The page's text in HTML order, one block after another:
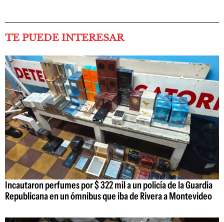
TE PUEDE INTERESAR
Incautaron perfumes por $ 322 mil a un policía de la Guardia
Republicana en un ómnibus que iba de Rivera a Montevideo